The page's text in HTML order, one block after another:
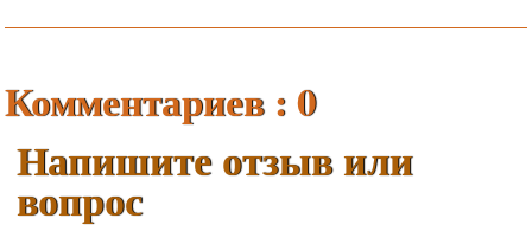
Комментариев : 0
Напишите отзыв или
вопрос